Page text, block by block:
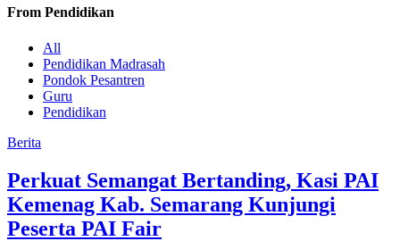
From Pendidikan
All
Pendidikan Madrasah
Pondok Pesantren
Guru
Pendidikan
Berita
Perkuat Semangat Bertanding, Kasi PAI
Kemenag Kab. Semarang Kunjungi
Peserta PAI Fair